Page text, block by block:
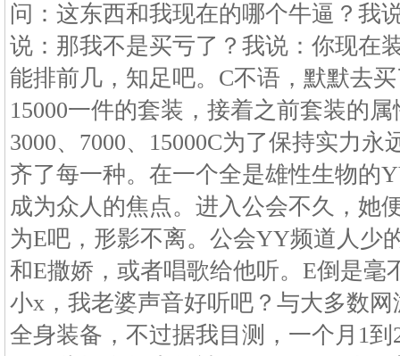
问：这东西和我现在的哪个牛逼？我
说：那我不是买亏了？我说：你现在
能排前几，知足吧。C不语，默默去
15000一件的套装，接着之前套装的
3000、7000、15000C为了保持实力
齐了每一种。在一个全是雄性生物的
成为众人的焦点。进入公会不久，她
为E吧，形影不离。公会YY频道人少
和E撒娇，或者唱歌给他听。E倒是毫
小x，我老婆声音好听吧？与大多数
全身装备，不过据我目测，一个月1